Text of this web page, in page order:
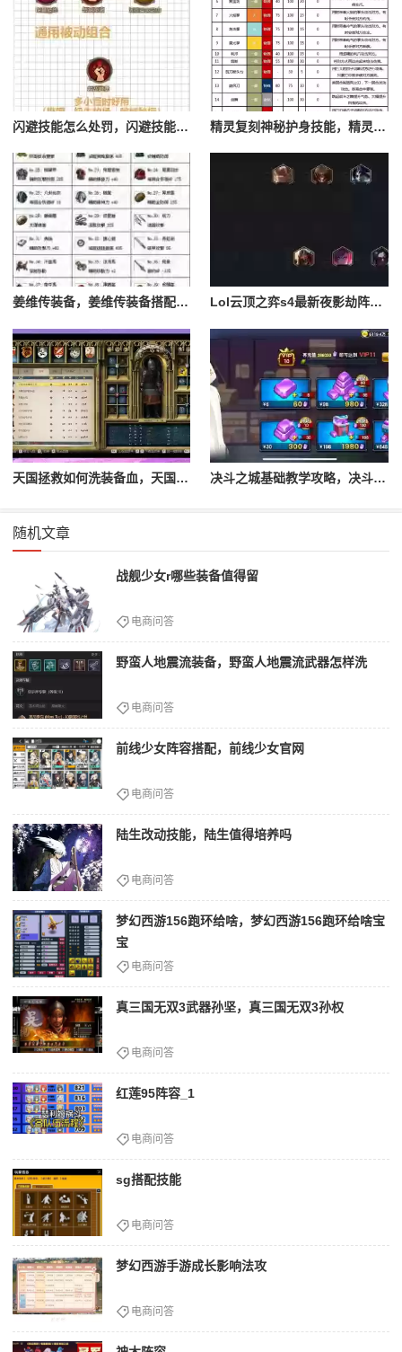
闪避技能怎么处罚，闪避技能怎么处罚队友 精灵复刻神秘护身技能，精灵复刻攻略
姜维传装备，姜维传装备搭配一览表最新 Lol云顶之弈s4最新夜影劫阵容搭配，云顶之奕夜影劫阵容
天国拯救如何洗装备血，天国拯救怎么洗衣服 决斗之城基础教学攻略，决斗之城教学攻略2111
随机文章
战舰少女r哪些装备值得留
电商问答
野蛮人地震流装备，野蛮人地震流武器怎样洗
电商问答
前线少女阵容搭配，前线少女官网
电商问答
陆生改动技能，陆生值得培养吗
电商问答
梦幻西游156跑环给啥，梦幻西游156跑环给啥宝
宝
电商问答
真三国无双3武器孙坚，真三国无双3孙权
电商问答
红莲95阵容_1
电商问答
sg搭配技能
电商问答
梦幻西游手游成长影响法攻
电商问答